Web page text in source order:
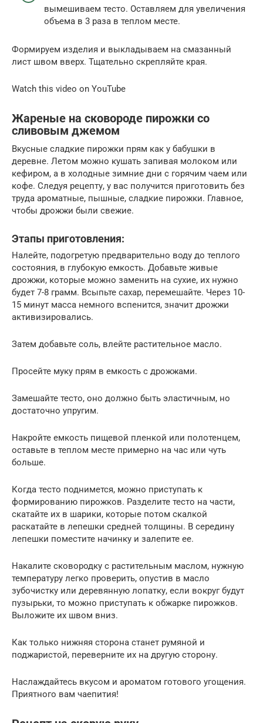
вымешиваем тесто. Оставляем для увеличения
объема в 3 раза в теплом месте.
Формируем изделия и выкладываем на смазанный
лист швом вверх. Тщательно скрепляйте края.
Watch this video on YouTube
Жареные на сковороде пирожки со
сливовым джемом
Вкусные сладкие пирожки прям как у бабушки в
деревне. Летом можно кушать запивая молоком или
кефиром, а в холодные зимние дни с горячим чаем или
кофе. Следуя рецепту, у вас получится приготовить без
труда ароматные, пышные, сладкие пирожки. Главное,
чтобы дрожжи были свежие.
Этапы приготовления:
Налейте, подогретую предварительно воду до теплого
состояния, в глубокую емкость. Добавьте живые
дрожжи, которые можно заменить на сухие, их нужно
будет 7-8 грамм. Всыпьте сахар, перемешайте. Через 10-
15 минут масса немного вспенится, значит дрожжи
активизировались.
Затем добавьте соль, влейте растительное масло.
Просейте муку прям в емкость с дрожжами.
Замешайте тесто, оно должно быть эластичным, но
достаточно упругим.
Накройте емкость пищевой пленкой или полотенцем,
оставьте в теплом месте примерно на час или чуть
больше.
Когда тесто поднимется, можно приступать к
формированию пирожков. Разделите тесто на части,
скатайте их в шарики, которые потом скалкой
раскатайте в лепешки средней толщины. В середину
лепешки поместите начинку и залепите ее.
Накалите сковородку с растительным маслом, нужную
температуру легко проверить, опустив в масло
зубочистку или деревянную лопатку, если вокруг будут
пузырьки, то можно приступать к обжарке пирожков.
Выложите их швом вниз.
Как только нижняя сторона станет румяной и
поджаристой, переверните их на другую сторону.
Наслаждайтесь вкусом и ароматом готового угощения.
Приятного вам чаепития!